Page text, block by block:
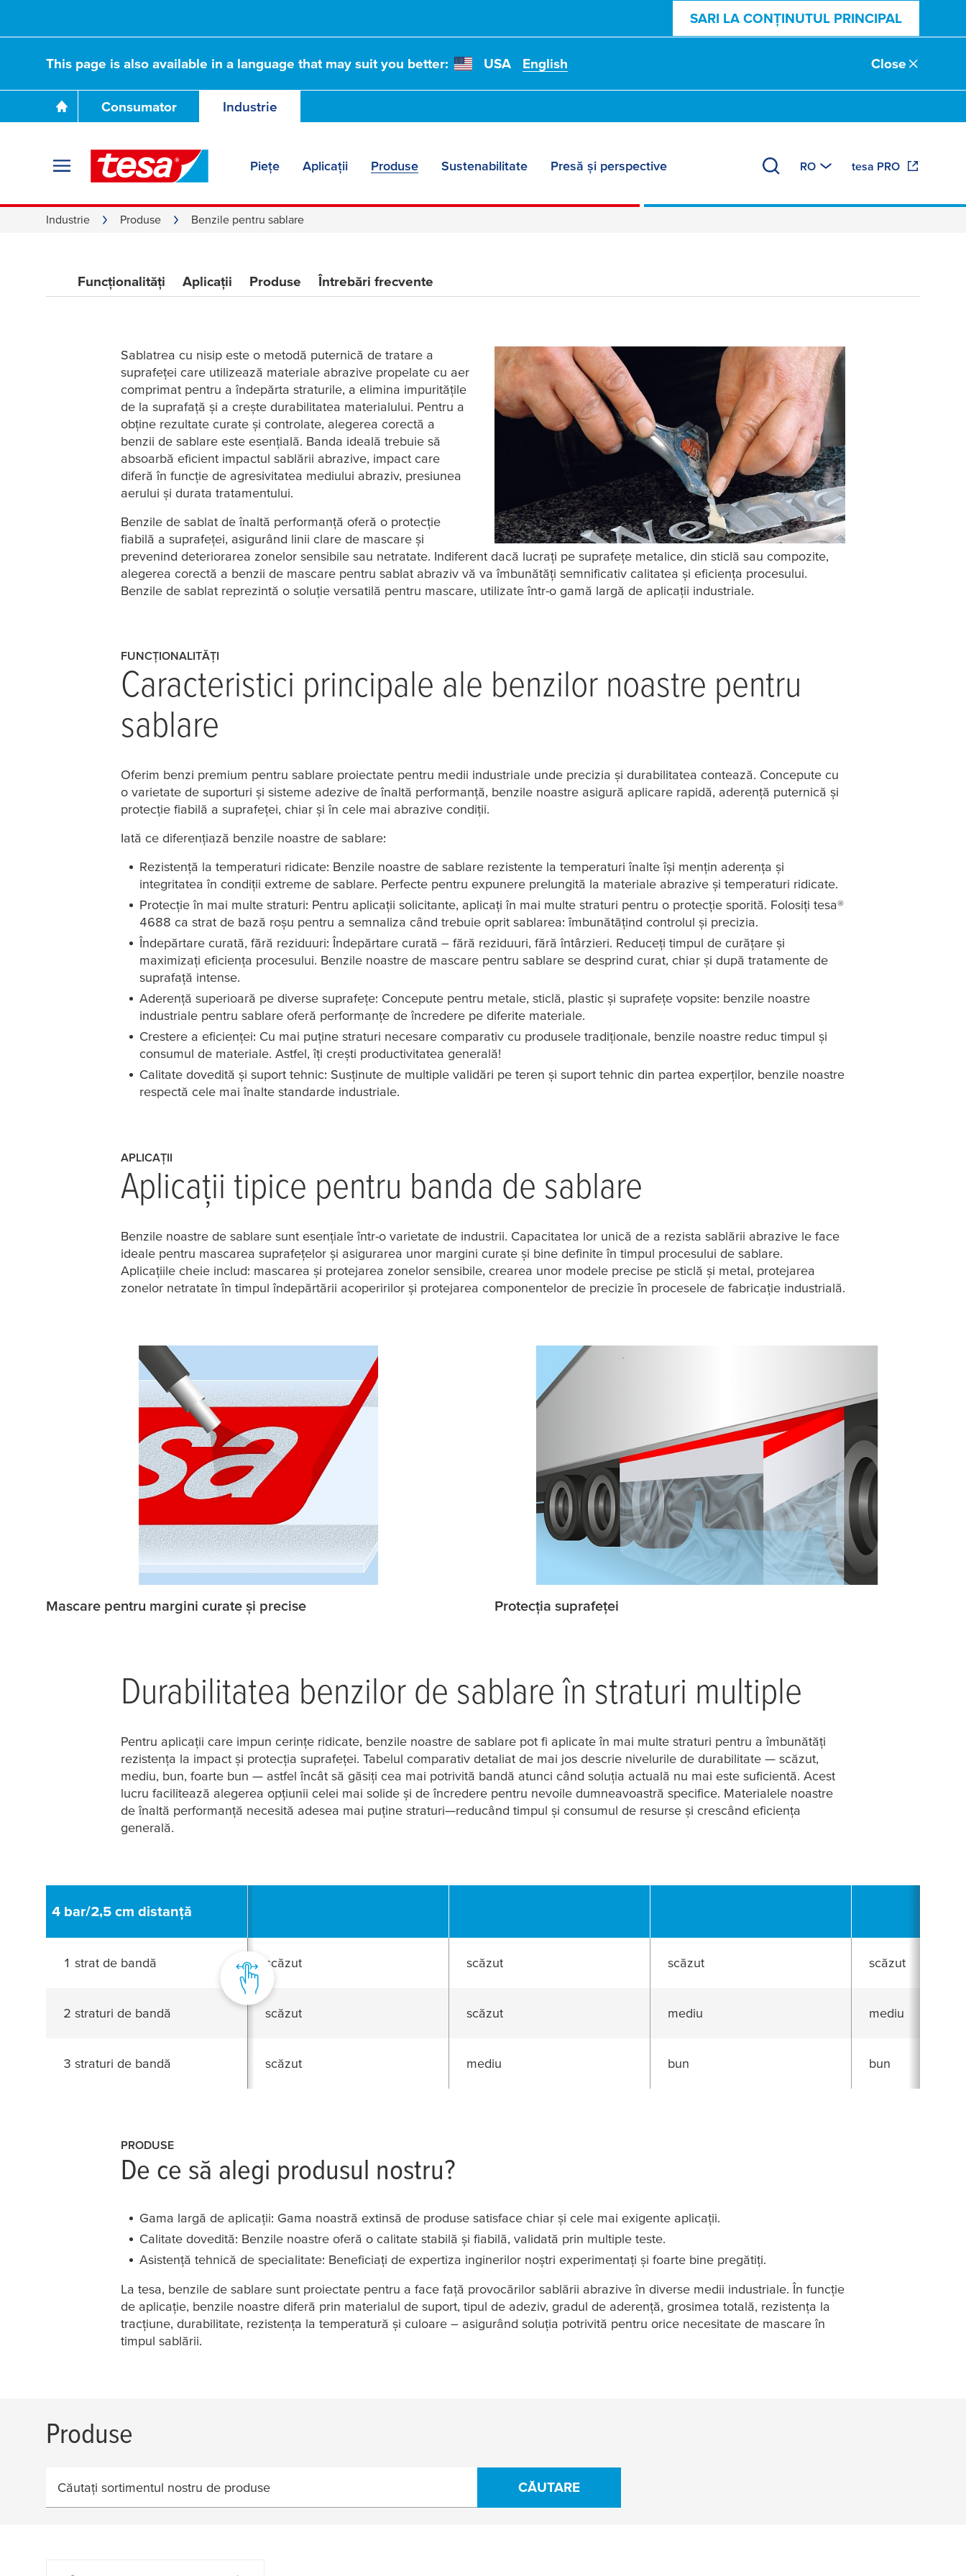
SARI LA CONȚINUTUL PRINCIPAL
This page is also available in a language that may suit you better: USA English Close
Consumator Industrie
Piețe Aplicații Produse Sustenabilitate Presă și perspective RO tesa PRO
Industrie Produse Benzile pentru sablare
Benzile pentru sablare
pentru soluții de mascarea
de înaltă performanță
Funcționalități Aplicații Produse Întrebări frecvente
Sablatrea cu nisip este o metodă puternică de tratare a
suprafeței care utilizează materiale abrazive propelate cu aer
comprimat pentru a îndepărta straturile, a elimina impuritățile
de la suprafață și a crește durabilitatea materialului. Pentru a
obține rezultate curate și controlate, alegerea corectă a
benzii de sablare este esențială. Banda ideală trebuie să
absoarbă eficient impactul sablării abrazive, impact care
diferă în funcție de agresivitatea mediului abraziv, presiunea
aerului și durata tratamentului.
Benzile de sablat de înaltă performanță oferă o protecție
fiabilă a suprafeței, asigurând linii clare de mascare și
prevenind deteriorarea zonelor sensibile sau netratate. Indiferent dacă lucrați pe suprafețe metalice, din sticlă sau compozite,
alegerea corectă a benzii de mascare pentru sablat abraziv vă va îmbunătăți semnificativ calitatea și eficiența procesului.
Benzile de sablat reprezintă o soluție versatilă pentru mascare, utilizate într-o gamă largă de aplicații industriale.
FUNCȚIONALITĂȚI
Caracteristici principale ale benzilor noastre pentru
sablare
Oferim benzi premium pentru sablare proiectate pentru medii industriale unde precizia și durabilitatea contează. Concepute cu
o varietate de suporturi și sisteme adezive de înaltă performanță, benzile noastre asigură aplicare rapidă, aderență puternică și
protecție fiabilă a suprafeței, chiar și în cele mai abrazive condiții.
Iată ce diferențiază benzile noastre de sablare:
Rezistență la temperaturi ridicate: Benzile noastre de sablare rezistente la temperaturi înalte își mențin aderența și
integritatea în condiții extreme de sablare. Perfecte pentru expunere prelungită la materiale abrazive și temperaturi ridicate.
Protecție în mai multe straturi: Pentru aplicații solicitante, aplicați în mai multe straturi pentru o protecție sporită. Folosiți tesa®
4688 ca strat de bază roșu pentru a semnaliza când trebuie oprit sablarea: îmbunătățind controlul și precizia.
Îndepărtare curată, fără reziduuri: Îndepărtare curată – fără reziduuri, fără întârzieri. Reduceți timpul de curățare și
maximizați eficiența procesului. Benzile noastre de mascare pentru sablare se desprind curat, chiar și după tratamente de
suprafață intense.
Aderență superioară pe diverse suprafețe: Concepute pentru metale, sticlă, plastic și suprafețe vopsite: benzile noastre
industriale pentru sablare oferă performanțe de încredere pe diferite materiale.
Crestere a eficienței: Cu mai puține straturi necesare comparativ cu produsele tradiționale, benzile noastre reduc timpul și
consumul de materiale. Astfel, îți crești productivitatea generală!
Calitate dovedită și suport tehnic: Susținute de multiple validări pe teren și suport tehnic din partea experților, benzile noastre
respectă cele mai înalte standarde industriale.
APLICAȚII
Aplicații tipice pentru banda de sablare
Benzile noastre de sablare sunt esențiale într-o varietate de industrii. Capacitatea lor unică de a rezista sablării abrazive le face
ideale pentru mascarea suprafețelor și asigurarea unor margini curate și bine definite în timpul procesului de sablare.
Aplicațiile cheie includ: mascarea și protejarea zonelor sensibile, crearea unor modele precise pe sticlă și metal, protejarea
zonelor netratate în timpul îndepărtării acoperirilor și protejarea componentelor de precizie în procesele de fabricație industrială.
Mascare pentru margini curate și precise Protecția suprafeței
Durabilitatea benzilor de sablare în straturi multiple
Pentru aplicații care impun cerințe ridicate, benzile noastre de sablare pot fi aplicate în mai multe straturi pentru a îmbunătăți
rezistența la impact și protecția suprafeței. Tabelul comparativ detaliat de mai jos descrie nivelurile de durabilitate — scăzut,
mediu, bun, foarte bun — astfel încât să găsiți cea mai potrivită bandă atunci când soluția actuală nu mai este suficientă. Acest
lucru facilitează alegerea opțiunii celei mai solide și de încredere pentru nevoile dumneavoastră specifice. Materialele noastre
de înaltă performanță necesită adesea mai puține straturi—reducând timpul și consumul de resurse și crescând eficiența
generală.
4 bar/2,5 cm distanță
1 strat de bandă scăzut scăzut scăzut scăzut
2 straturi de bandă scăzut scăzut mediu mediu
3 straturi de bandă scăzut mediu bun bun
PRODUSE
De ce să alegi produsul nostru?
Gama largă de aplicații: Gama noastră extinsă de produse satisface chiar și cele mai exigente aplicații.
Calitate dovedită: Benzile noastre oferă o calitate stabilă și fiabilă, validată prin multiple teste.
Asistență tehnică de specialitate: Beneficiați de expertiza inginerilor noștri experimentați și foarte bine pregătiți.
La tesa, benzile de sablare sunt proiectate pentru a face față provocărilor sablării abrazive în diverse medii industriale. În funcție
de aplicație, benzile noastre diferă prin materialul de suport, tipul de adeziv, gradul de aderență, grosimea totală, rezistența la
tracțiune, durabilitate, rezistența la temperatură și culoare – asigurând soluția potrivită pentru orice necesitate de mascare în
timpul sablării.
Produse
Căutați sortimentul nostru de produse CĂUTARE